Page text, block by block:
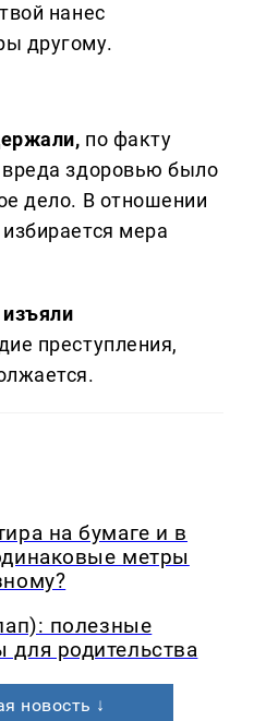
нанес
другому.
по факту
здоровью было
дело. В отношении
мера
преступления,
на бумаге и в
метры
полезные
родительства
новость ↓